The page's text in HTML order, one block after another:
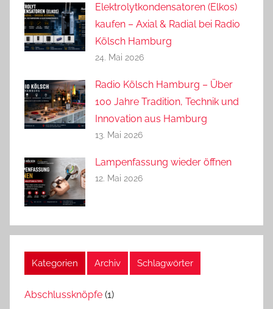
Elektrolytkondensatoren (Elkos)
kaufen – Axial & Radial bei Radio
Kölsch Hamburg
24. Mai 2026
Radio Kölsch Hamburg – Über
100 Jahre Tradition, Technik und
Innovation aus Hamburg
13. Mai 2026
Lampenfassung wieder öffnen
12. Mai 2026
Kategorien Archiv Schlagwörter
Abschlussknöpfe (1)